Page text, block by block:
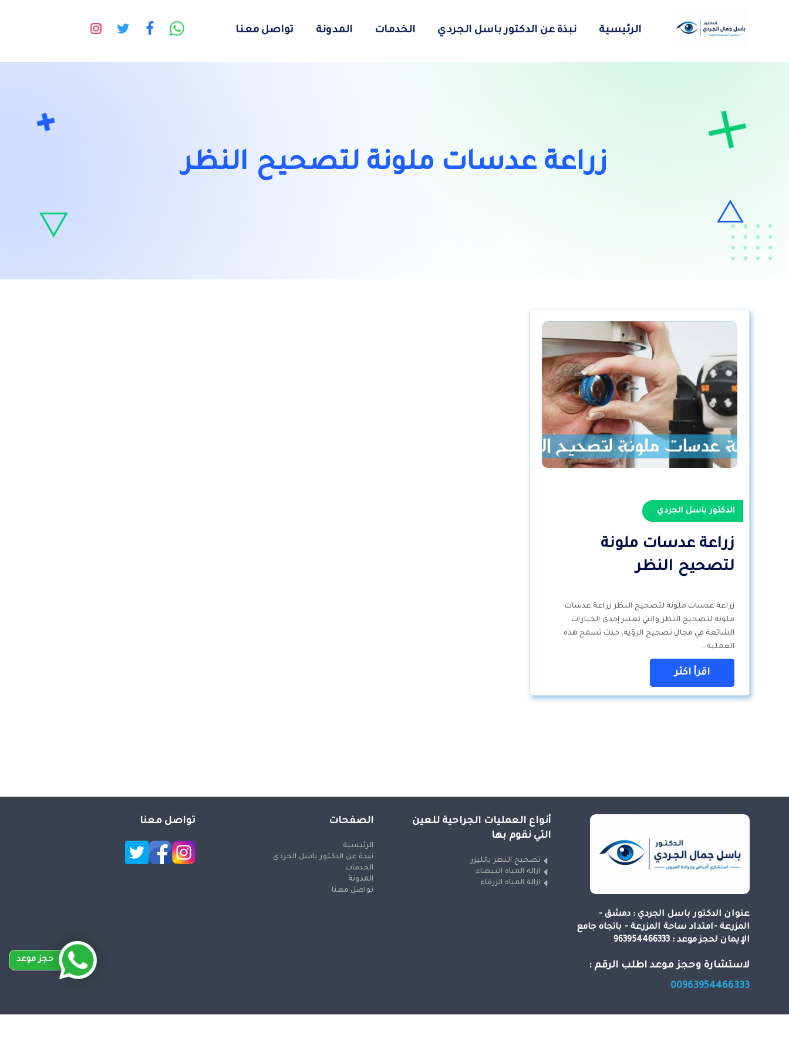
الرئيسية نبذة عن الدكتور باسل الجردي الخدمات المدونة تواصل معنا
زراعة عدسات ملونة لتصحيح النظر
الدكتور باسل الجردي
زراعة عدسات ملونة
لتصحيح النظر
زراعة عدسات ملونة لتصحيح النظر زراعة عدسات
ملونة لتصحيح النظر والتي تعتبر إحدى الخيارات
الشائعة في مجال تصحيح الرؤية، حيث تسمح هذه
العملية…
اقرأ اكثر
عنوان الدكتور باسل الجردي : دمشق -
المزرعة -امتداد ساحة المزرعة - باتجاه جامع
الإيمان لحجز موعد : 963954466333
لاستشارة وحجز موعد اطلب الرقم :
00963954466333
أنواع العمليات الجراحية للعين
التي نقوم بها
تصحيح النظر بالليزر
ازالة المياه البيضاء
ازالة المياه الزرقاء
الصفحات
الرئيسية
نبذة عن الدكتور باسل الجردي
الخدمات
المدونة
تواصل معنا
تواصل معنا
حجز موعد